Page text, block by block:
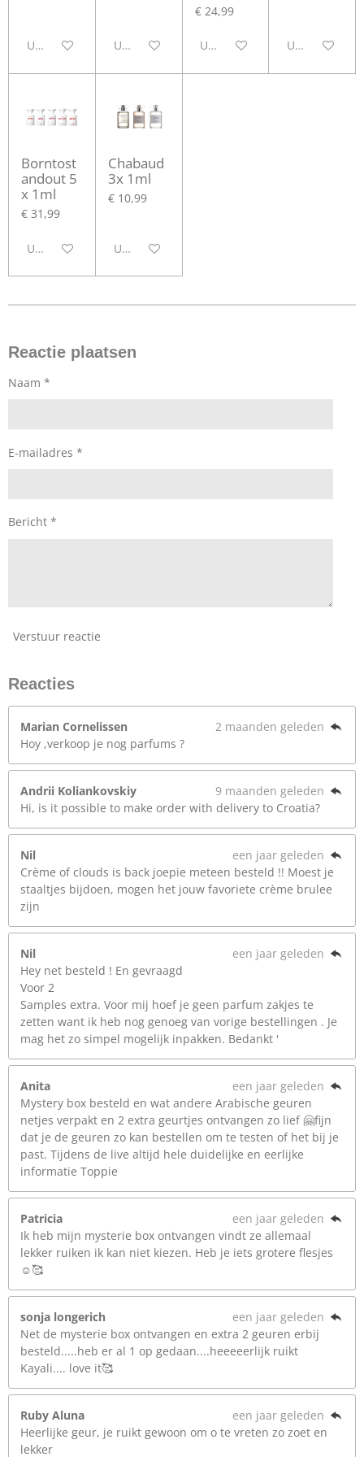
Uitgeschakeld Uitgeschakeld
€ 24,99
Uitgeschakeld Uitgeschakeld
Borntost
andout 5
x 1ml
€ 31,99
Uitgeschakeld
Chabaud
3x 1ml
€ 10,99
Uitgeschakeld
Reactie plaatsen
Naam *
E-mailadres *
Bericht *
Verstuur reactie
Reacties
Marian Cornelissen
2 maanden geleden
Hoy ,verkoop je nog parfums ?
Andrii Koliankovskiy
9 maanden geleden
Hi, is it possible to make order with delivery to Croatia?
Nil
een jaar geleden
Crème of clouds is back joepie meteen besteld !! Moest je
staaltjes bijdoen, mogen het jouw favoriete crème brulee
zijn
Nil
een jaar geleden
Hey net besteld ! En gevraagd
Voor 2
Samples extra. Voor mij hoef je geen parfum zakjes te
zetten want ik heb nog genoeg van vorige bestellingen . Je
mag het zo simpel mogelijk inpakken. Bedankt '
Anita
een jaar geleden
Mystery box besteld en wat andere Arabische geuren
netjes verpakt en 2 extra geurtjes ontvangen zo lief 🤗fijn
dat je de geuren zo kan bestellen om te testen of het bij je
past. Tijdens de live altijd hele duidelijke en eerlijke
informatie Toppie
Patricia
een jaar geleden
Ik heb mijn mysterie box ontvangen vindt ze allemaal
lekker ruiken ik kan niet kiezen. Heb je iets grotere flesjes
☺️🥰
sonja longerich
een jaar geleden
Net de mysterie box ontvangen en extra 2 geuren erbij
besteld.....heb er al 1 op gedaan....heeeeerlijk ruikt
Kayali.... love it🥰
Ruby Aluna
een jaar geleden
Heerlijke geur, je ruikt gewoon om o te vreten zo zoet en
lekker